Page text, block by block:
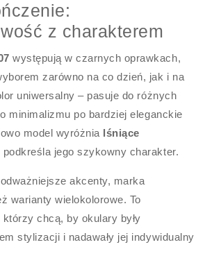
z charakterem
występują w czarnych oprawkach,
zarówno na co dzień, jak i na
uniwersalny – pasuje do różnych
minimalizmu po bardziej eleganckie
model wyróżnia lśniące
podkreśla jego szykowny charakter.
akcenty, marka
warianty wielokolorowe. To
chcą, by okulary były
stylizacji i nadawały jej indywidualny